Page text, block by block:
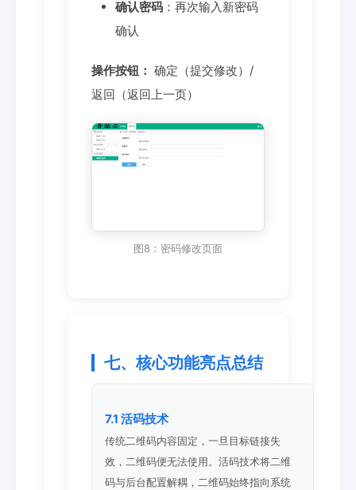
确认密码 ：再次输入新密码
确认
操作按钮： 确定（提交修改）/
返回（返回上一页）
图8：密码修改页面
七、核心功能亮点总结
7.1 活码技术
传统二维码内容固定，一旦目标链接失
效，二维码便无法使用。活码技术将二维
码与后台配置解耦，二维码始终指向系统